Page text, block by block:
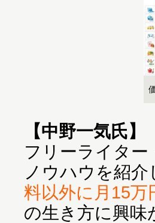
【中野一気氏】
フリーライタ
ノウハウを紹介
料以外に月15万
の生き方に興味